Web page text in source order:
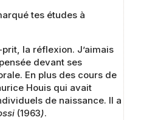
tes études à
la réflexion. J’aimais
devant ses
En plus des cours de
Houis qui avait
de naissance. Il a
(1963).